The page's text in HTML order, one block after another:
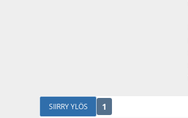
SIIRRY YLÖS 1